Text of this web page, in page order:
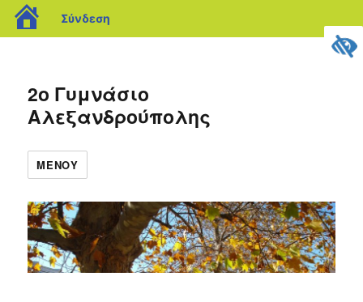
blogs.sch.gr
Σύνδεση
2ο Γυμνάσιο
Αλεξανδρούπολης
ΜΕΝΟΎ